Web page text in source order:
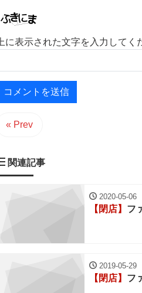
上に表示された文字を入力してく
« Prev
関連記事
2020-05-06
【閉店】 フ
2019-05-29
【閉店】 フ